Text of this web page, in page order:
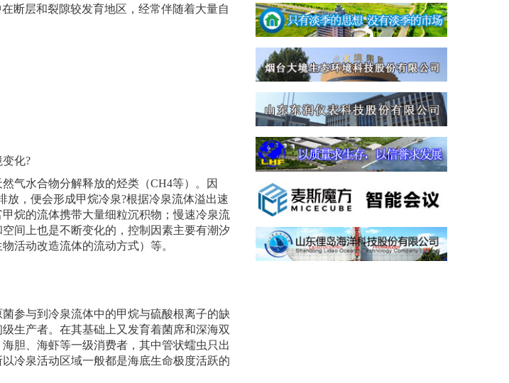
断层和裂隙较发育地区，经常伴随着大量自
化?
水合物分解释放的烃类（CH4等）。因
放，便会形成甲烷冷泉?根据冷泉流体溢出速
烷的流体携带大量细粒沉积物；慢速冷泉流
间上也是不断变化的，控制因素主要有潮汐
活动改造流体的流动方式）等。
参与到冷泉流体中的甲烷与硫酸根离子的缺
生产者。在其基础上又发育着菌席和深海双
胆、海虾等一级消费者，其中管状蠕虫只出
冷泉活动区域一般都是海底生命极度活跃的